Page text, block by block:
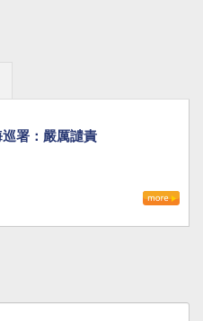
署：嚴厲譴責